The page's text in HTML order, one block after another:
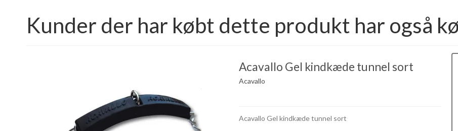
Kunder der har købt dette produkt har også
Acavallo Gel kindkæde tunnel sort
Acavallo
Acavallo Gel kindkæde tunnel sort